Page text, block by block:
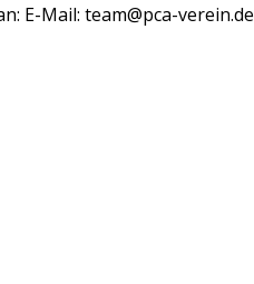
E-Mail: team@pca-verein.de